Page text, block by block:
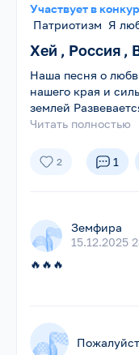
Участвует в
Патриотизм Я
Хей , Россия ,
Наша песня о
нашего края и
землей
Читать полностью
2 1
Земфира
15.12.2025
🔥🔥🔥